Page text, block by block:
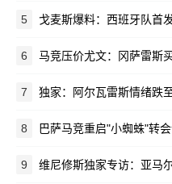
5 戈麦斯爆料：西班牙队首发或
6 马竞压价尤文：冈萨雷斯
7 独家：阿尔瓦雷斯情绪跌至谷
8 巴萨马竞重启"小蜘蛛"转
9 维尼修斯独家专访：亚马尔